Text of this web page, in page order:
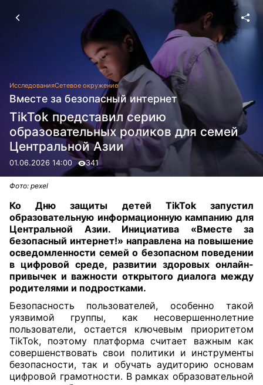
ИсследованияСетевое окружение
Вместе за безопасный интернет
TikTok представил серию
образовательных роликов для семей
Центральной Азии
01.06.2026 14:00 341
Фото: pexel
Ко Дню защиты детей TikTok запустил
образовательную информационную кампанию для
Центральной Азии. Инициатива «Вместе за
безопасный интернет!» направлена на повышение
осведомленности семей о безопасном поведении
в цифровой среде, развитии здоровых онлайн-
привычек и важности открытого диалога между
родителями и подростками.
Безопасность пользователей, особенно такой
уязвимой группы, как несовершеннолетние
пользователи, остается ключевым приоритетом
TikTok, поэтому платформа считает важным как
совершенствовать свои политики и инструменты
безопасности, так и обучать аудиторию основам
цифровой грамотности. В рамках образовательной